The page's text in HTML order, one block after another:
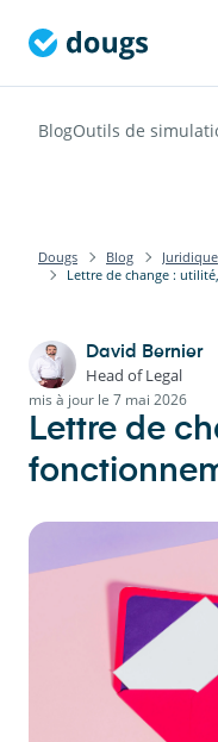
BlogOutils de
Dougs Blog
Juridique
Lettre de change :
David Bernier
Head of Legal
mis à jour le 7 mai 2026
Lettre de